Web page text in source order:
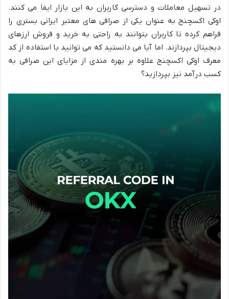
در تسهیل معاملات و دسترسی کاربران به این بازار ایفا می کنند.
اوکی اکسچنج به عنوان یکی از صرافی های معتبر ایرانی بستری را
فراهم کرده تا کاربران بتوانند به راحتی به خرید و فروش ارزهای
دیجیتال بپردازند. اما آیا می دانستید که می توانید با استفاده از کد
معرف اوکی اکسچنج علاوه بر بهره مندی از مزایای این صرافی به
کسب درآمد نیز بپردازید؟